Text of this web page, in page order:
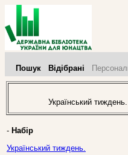
Пошук Відібрані
Український
- Набір
Український тиждень.